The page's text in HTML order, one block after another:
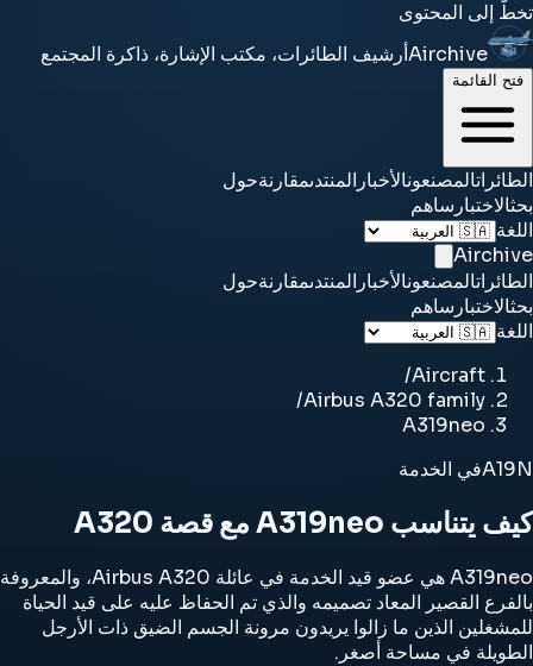
تخطَّ إلى المحتوى
Airchiveأرشيف الطائرات، مكتب الإشارة، ذاكرة المجتمع
فتح القائمة
الطائراتالمصنعونالأخبار المنتدىمقارنةحول
بحثالاختبار ساهم
اللغة
Airchive
الطائراتالمصنعونالأخبار المنتدىمقارنةحول
بحثالاختبار ساهم
اللغة
Aircraft
/
Airbus A320 family
/
A319neo
A19Nفي الخدمة
كيف يتناسب A319neo مع قصة A320
A319neo هي عضو قيد الخدمة في عائلة Airbus A320، والمعروفة
بالفرع القصير المعاد تصميمه والذي تم الحفاظ عليه على قيد الحياة
للمشغلين الذين ما زالوا يريدون مرونة الجسم الضيق ذات الأرجل
الطويلة في مساحة أصغر.